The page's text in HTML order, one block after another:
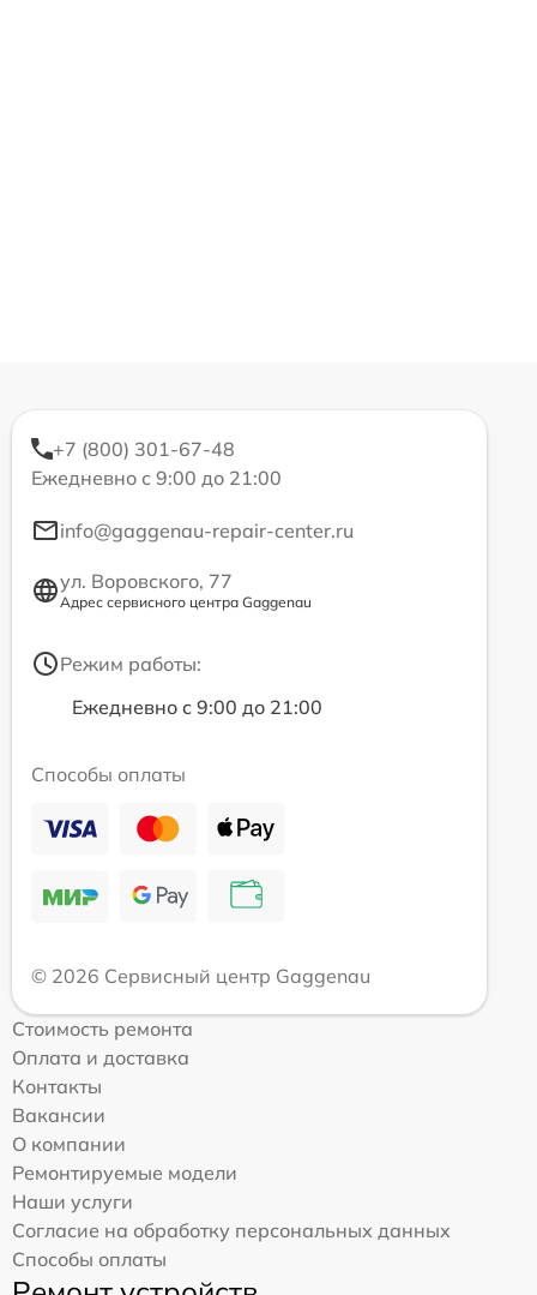
+7 (800) 301-67-48
Ежедневно с 9:00 до 21:00
info@gaggenau-repair-center.ru
ул. Воровского, 77
Адрес сервисного центра Gaggenau
Режим работы:
Ежедневно с 9:00 до 21:00
Способы оплаты
© 2026 Сервисный центр Gaggenau
Стоимость ремонта
Оплата и доставка
Контакты
Вакансии
О компании
Ремонтируемые модели
Наши услуги
Согласие на обработку персональных данных
Способы оплаты